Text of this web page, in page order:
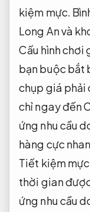
kiệm mực.
Long An và
Cấu hình chơi
bạn buộc bắt
chụp giá phải
chỉ ngay đến
ứng nhu cầu
hàng cực
Tiết kiệm
thời gian
ứng nhu cầu